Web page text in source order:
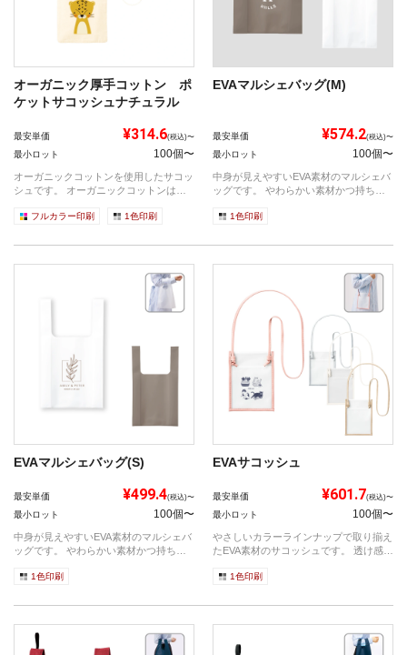
オーガニック厚手コットン ポ
ケットサコッシュナチュラル
最安単価 ¥314.6(税込)〜
最小ロット 100個〜
オーガニックコットンを使用したサコッ
シュです。 オーガニックコットンは農
フルカラー印刷 1色印刷
EVAマルシェバッグ(M)
最安単価 ¥574.2(税込)〜
最小ロット 100個〜
中身が見えやすいEVA素材のマルシェバ
ッグです。 やわらかい素材かつ持ち手
1色印刷
EVAマルシェバッグ(S)
最安単価 ¥499.4(税込)〜
最小ロット 100個〜
中身が見えやすいEVA素材のマルシェバ
ッグです。 やわらかい素材かつ持ち手
1色印刷
EVAサコッシュ
最安単価 ¥601.7(税込)〜
最小ロット 100個〜
やさしいカラーラインナップで取り揃え
たEVA素材のサコッシュです。 透け感の
1色印刷